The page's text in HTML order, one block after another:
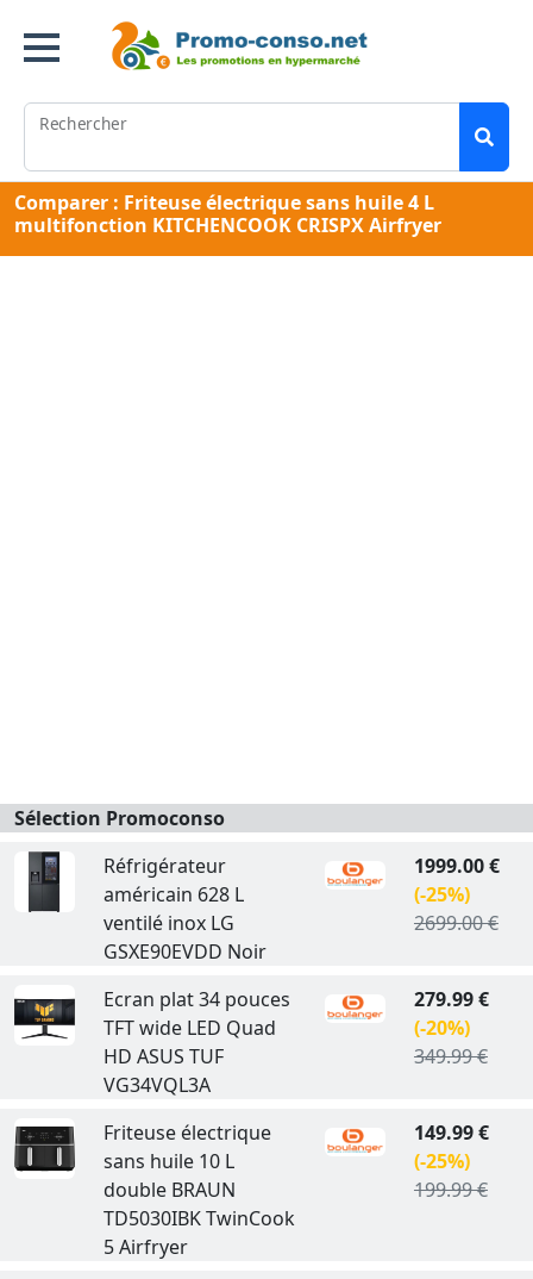
Rechercher
Comparer : Friteuse électrique sans huile 4 L
multifonction KITCHENCOOK CRISPX Airfryer
Sélection Promoconso
Réfrigérateur
américain 628 L
ventilé inox LG
GSXE90EVDD Noir
1999.00 €
(-25%)
2699.00 €
Ecran plat 34 pouces
TFT wide LED Quad
HD ASUS TUF
VG34VQL3A
279.99 €
(-20%)
349.99 €
Friteuse électrique
sans huile 10 L
double BRAUN
TD5030IBK TwinCook
5 Airfryer
149.99 €
(-25%)
199.99 €